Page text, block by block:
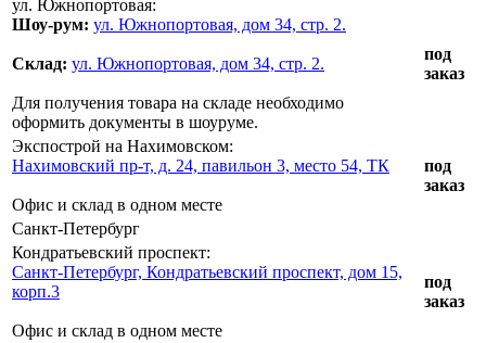
ул. Южнопортовая:
Шоу-рум: ул. Южнопортовая, дом 34, стр. 2.
Склад: ул. Южнопортовая, дом 34, стр. 2.
Для получения товара на складе необходимо
оформить документы в шоуруме.
под
заказ
Экспострой на Нахимовском:
Нахимовский пр-т, д. 24, павильон 3, место 54, ТК
Офис и склад в одном месте
под
заказ
Санкт-Петербург
Кондратьевский проспект:
Санкт-Петербург, Кондратьевский проспект, дом 15,
корп.3
Офис и склад в одном месте
под
заказ